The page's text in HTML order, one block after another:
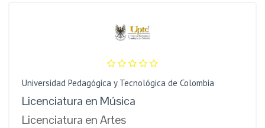
Universidad Pedagógica y Tecnológica de Colombia
Licenciatura en Música
Licenciatura en Artes